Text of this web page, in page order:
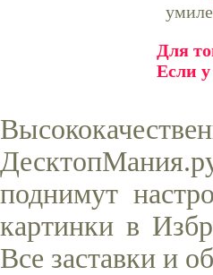
Для
Если
поднимут
картинки в
Все заставки и